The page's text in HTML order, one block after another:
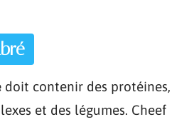
doit contenir des protéines,
et des légumes. Cheef